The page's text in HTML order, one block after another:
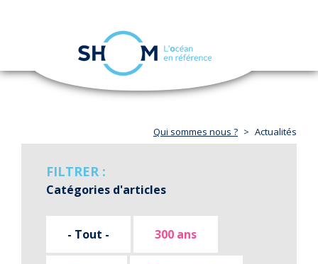
Aller
navigation
Qui sommes nous ? Actualités
FILTRER :
Catégories d'articles
- Tout - 300 ans